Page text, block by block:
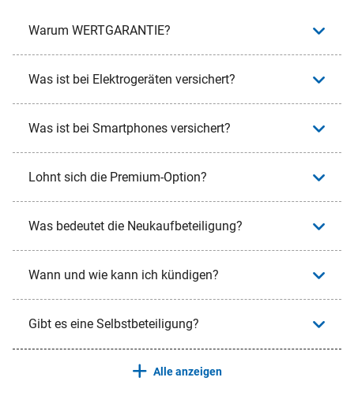
Warum WERTGARANTIE?
Was ist bei Elektrogeräten versichert?
Was ist bei Smartphones versichert?
Lohnt sich die Premium-Option?
Was bedeutet die Neukaufbeteiligung?
Wann und wie kann ich kündigen?
Gibt es eine Selbstbeteiligung?
Alle anzeigen